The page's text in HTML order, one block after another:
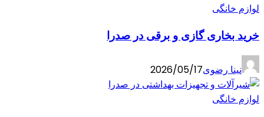
لوازم خانگی
خرید بخاری گازی و برقی در صدرا
نینا رضوی2026/05/17
لوازم خانگی